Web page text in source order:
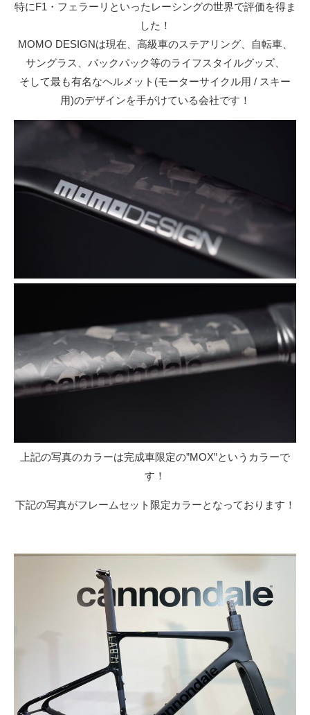
特にF1・フェラーリといったレーシングの世界で評価を得ま
した！
MOMO DESIGNは現在、高級車のステアリング、自転車、
サングラス、バックパック等のライフスタイルグッズ、
そして最も有名なヘルメット(モーターサイクル用 / スキー
用)のデザインを手がけている会社です！
上記の写真のカラーは完成車限定の”MOX”というカラーで
す！
下記の写真がフレームセット限定カラーとなっております！